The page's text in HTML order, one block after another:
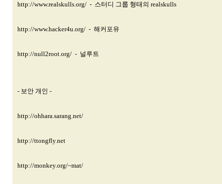
http://www.realskulls.org/ - 스터디 그룹 형태의 realskulls
http://www.hacker4u.org/ - 해커포유
http://null2root.org/ - 널루트
- 보안 개인 -
http://ohhara.sarang.net/
http://ttongfly.net
http://monkey.org/~mat/